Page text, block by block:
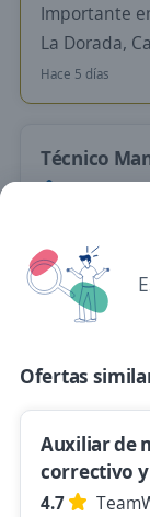
Importante
La Dorada,
Hace 5 días
Técnico
Friogan
$ 3.522.400,00
Hace 6 días
Se precisa
Técnico
Importante
Manzanares,
$ 1.950.000,00
Ofertas
Auxiliar de
correctivo
4.7